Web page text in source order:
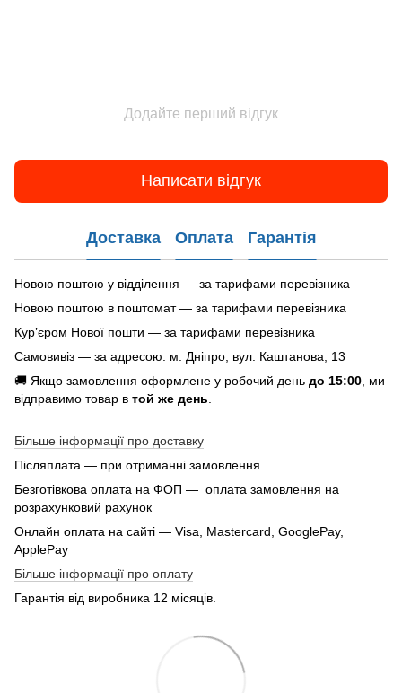
Додайте перший відгук
Написати відгук
Доставка Оплата Гарантія
Новою поштою у відділення — за тарифами перевізника
Новою поштою в поштомат — за тарифами перевізника
Кур’єром Нової пошти — за тарифами перевізника
Самовивіз — за адресою: м. Дніпро, вул. Каштанова, 13
🚚 Якщо замовлення оформлене у робочий день до 15:00 , ми
відправимо товар в той же день
Більше інформації про доставку
Післяплата — при отриманні замовлення
Безготівкова оплата на ФОП — оплата замовлення на
розрахунковий рахунок
Онлайн оплата на сайті — Visa, Mastercard, GooglePay,
ApplePay
Більше інформації про оплату
Гарантія від виробника 12 місяців.